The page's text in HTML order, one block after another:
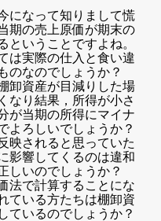
になって知りまして慌
期の売上原価が期末の
ということですよね。
は実際の仕入と食い違
のなのでしょうか？
卸資産が目減りした場
なり結果，所得が小さ
が当期の所得にマイナ
よろしいでしょうか？
映されると思っていた
影響してくるのは違和
しいのでしょうか？
法で計算することにな
ている方たちは棚卸資
ているのでしょうか？